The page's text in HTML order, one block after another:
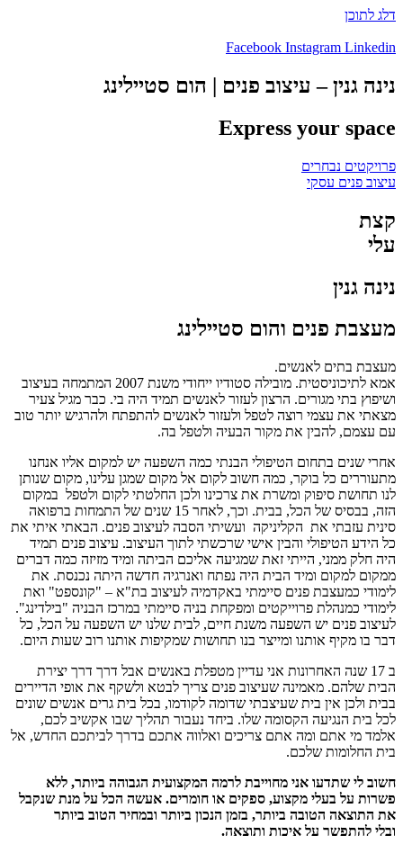
דלג לתוכן
Facebook Instagram Linkedin
נינה גנין – עיצוב פנים | הום סטיילינג
Express your space
פרויקטים נבחרים
עיצוב פנים עסקי
קצת
עלי
נינה גנין
מעצבת פנים והום סטיילינג
מעצבת בתים לאנשים.
אמא לתיכוניסטית. מובילה סטודיו ייחודי משנת 2007 המתמחה בעיצוב
ושיפוץ בתי מגורים. הרצון לעזור לאנשים תמיד היה בי. כבר מגיל צעיר
מצאתי את עצמי רוצה לטפל ולעזור לאנשים להתפתח ולהרגיש יותר טוב
עם עצמם, להבין את מקור הבעיה ולטפל בה.
אחרי שנים בתחום הטיפולי הבנתי כמה השפעה יש למקום אליו אנחנו
מתעוררים כל בוקר, כמה חשוב לקום אל מקום שמגן עלינו, מקום שנותן
לנו תחושת סיפוק ומשרת את צרכינו ולכן החלטתי לקום ולטפל במקום
הזה, בבסיס של הכל, בבית.
וכך, לאחר 15 שנים של התמחות ברפואה
סינית עזבתי את הקליניקה ועשיתי הסבה לעיצוב פנים. הבאתי איתי את
כל הידע הטיפולי והבין אישי שרכשתי לתוך העיצוב. עיצוב פנים תמיד
היה חלק ממני, הייתי זאת שמגיעה אליכם הביתה ומיד מזיזה כמה דברים
ממקום למקום ומיד הבית היה נפתח ואנרגיה חדשה היתה נכנסת. את
לימודי כמעצבת פנים סיימתי באקדמיה לעיצוב בת"א – "קונספט" ואת
לימודי כמנהלת פרוייקטים ומפקחת בניה סיימתי במרכז הבניה "בילדינג".
לעיצוב פנים יש השפעה משנת חיים, לבית שלנו יש השפעה על הכל, כל
דבר בו מקיף אותנו ומייצר בנו תחושות שמקיפות אותנו רוב שעות היום.
ב 17 שנה האחרונות אני עדיין מטפלת באנשים אבל דרך דרך יצירת
הבית שלהם. מאמינה שעיצוב פנים צריך לבטא ולשקף את אופי הדיירים
בבית ולכן אין בית שעיצבתי שדומה לקודמו, בכל בית גרים אנשים שונים
לכל בית הנגיעה הקסומה שלו. ביחד נעבור תהליך שבו אקשיב לכם,
אלמד מי אתם ומה אתם צריכים ואלווה אתכם בדרך לביתכם החדש, אל
בית החלומות שלכם.
חשוב לי שתדעו אני מחוייבת לרמה המקצועית הגבוהה ביותר, ללא
פשרות על בעלי מקצוע, ספקים או חומרים. אעשה הכל על מנת שנקבל
את התוצאה הטובה ביותר, בזמן הנכון ביותר ובמחיר הטוב ביותר
ובלי להתפשר על איכות ותוצאה.